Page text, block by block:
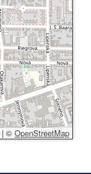
| © OpenStreetMap